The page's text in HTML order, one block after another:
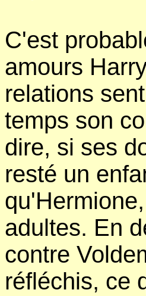
C'est
amours
relations
temps son
dire, si ses
resté un
adultes. En
contre
réfléchis, ce